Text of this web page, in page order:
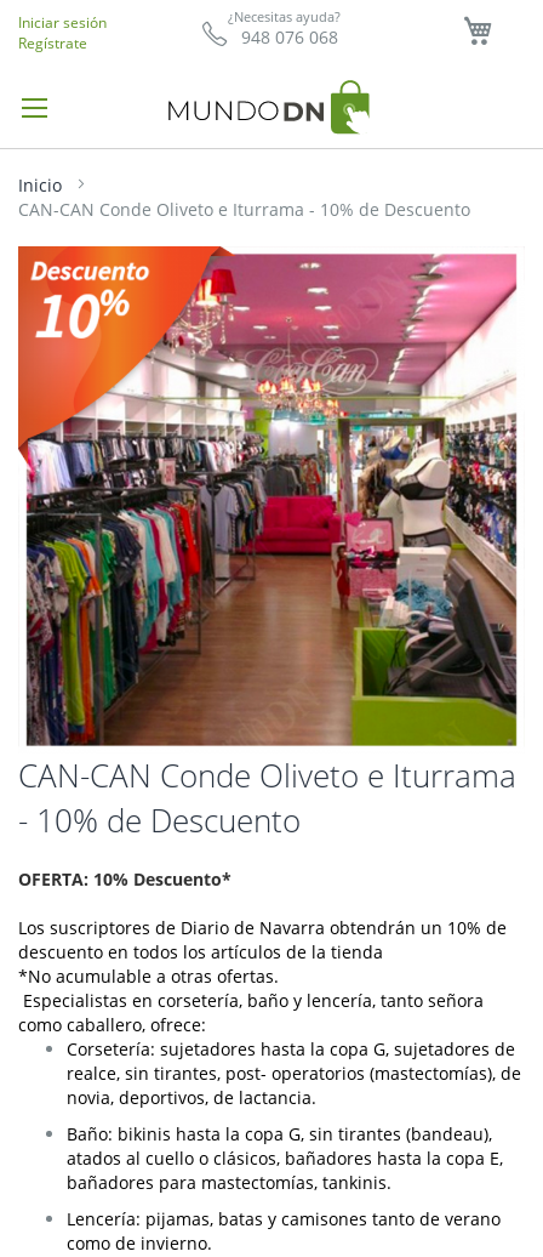
¿Necesitas ayuda?
948 076 068
Iniciar sesión
Regístrate
Inicio
CAN-CAN Conde Oliveto e Iturrama - 10% de Descuento
CAN-CAN Conde Oliveto e Iturrama
- 10% de Descuento
OFERTA: 10% Descuento*
Los suscriptores de Diario de Navarra obtendrán un 10% de
descuento en todos los artículos de la tienda
*No acumulable a otras ofertas.
Especialistas en corsetería, baño y lencería, tanto señora
como caballero, ofrece:
Corsetería: sujetadores hasta la copa G, sujetadores de
realce, sin tirantes, post- operatorios (mastectomías), de
novia, deportivos, de lactancia.
Baño: bikinis hasta la copa G, sin tirantes (bandeau),
atados al cuello o clásicos, bañadores hasta la copa E,
bañadores para mastectomías, tankinis.
Lencería: pijamas, batas y camisones tanto de verano
como de invierno.
Saltar
al
final
de
imágenes
Saltar
al
comienzo
galería
imágenes